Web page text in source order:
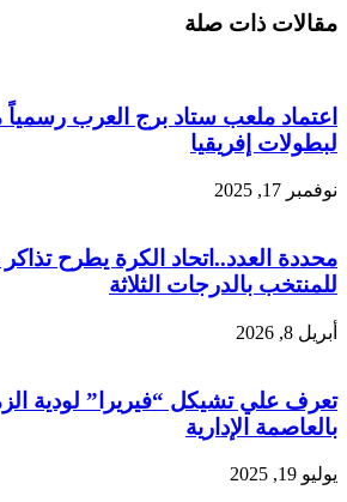
مقالات ذات صلة
اعتماد ملعب ستاد برج العرب
لبطولات إفريقيا
نوفمبر 17, 2025
محددة العدد..اتحاد الكرة يطرح تذاكر
للمنتخب بالدرجات الثلاثة
أبريل 8, 2026
تعرف علي تشيكل “فيريرا” لودية
بالعاصمة الإدارية
يوليو 19, 2025